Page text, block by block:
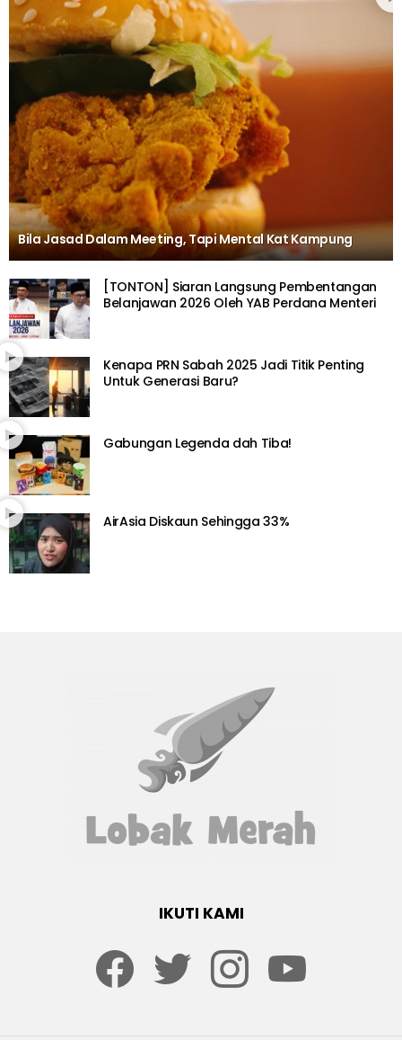
Bila Jasad Dalam Meeting, Tapi Mental Kat Kampung
[TONTON] Siaran Langsung Pembentangan
Belanjawan 2026 Oleh YAB Perdana Menteri
Kenapa PRN Sabah 2025 Jadi Titik Penting
Untuk Generasi Baru?
Gabungan Legenda dah Tiba!
AirAsia Diskaun Sehingga 33%
IKUTI KAMI